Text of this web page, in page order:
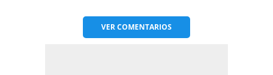
VERCOMENTARIOS